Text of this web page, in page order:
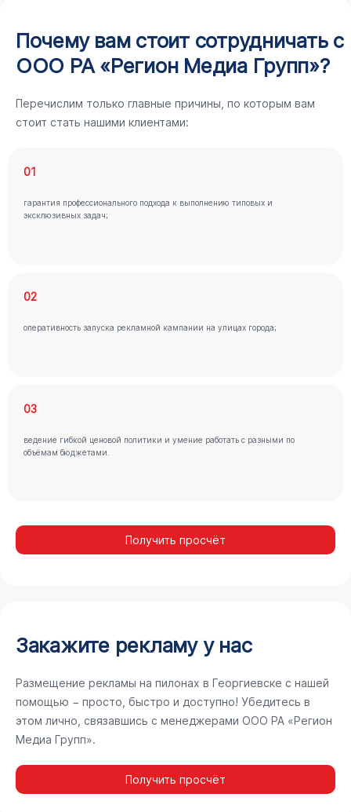
Почему вам стоит сотрудничать с
ООО РА «Регион Медиа Групп»?
Перечислим только главные причины, по которым вам
стоит стать нашими клиентами:
01
гарантия профессионального подхода к выполнению типовых и
эксклюзивных задач;
02
оперативность запуска рекламной кампании на улицах города;
03
ведение гибкой ценовой политики и умение работать с разными по
объёмам бюджетами.
Получить просчёт
Закажите рекламу у нас
Размещение рекламы на пилонах в Георгиевске с нашей
помощью − просто, быстро и доступно! Убедитесь в
этом лично, связавшись с менеджерами ООО РА «Регион
Медиа Групп».
Получить просчёт